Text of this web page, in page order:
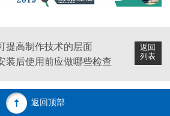
返回
列表
提高制作技术的层面
装后使用前应做哪些检查
返回顶部